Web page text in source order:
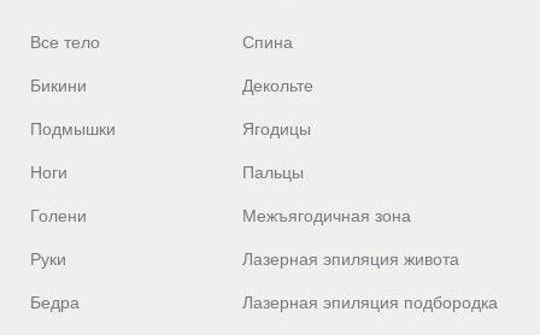
Все тело
Бикини
Подмышки
Ноги
Голени
Руки
Бедра
Спина
Декольте
Ягодицы
Пальцы
Межъягодичная зона
Лазерная эпиляция живота
Лазерная эпиляция подбородка